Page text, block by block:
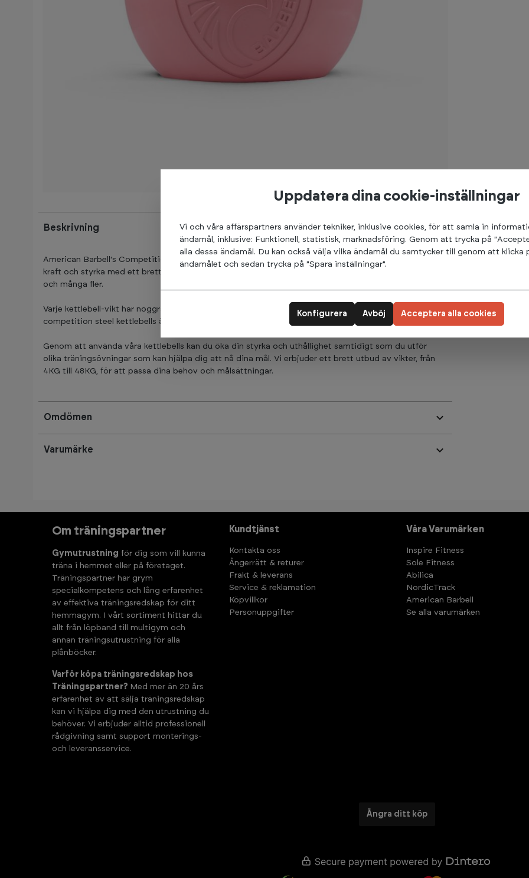
Beskrivning
American Barbell's Competition Steel kettlebells är det ultimata valet för att förbättra din uthållighet,
kraft och styrka med ett brett utbud av kettlebell-övningar, inklusive snatch, jerk, row, squat, swing
och många fler.
Varje kettlebell-vikt har noggrant färgkodats för att undvika förvirring under träningspassen. Våra
competition steel kettlebells är helt tillverkade av stål, vilket garanterar en livstid av användning.
Genom att använda våra kettlebells kan du öka din styrka och uthållighet samtidigt som du utför
olika träningsövningar som kan hjälpa dig att nå dina mål. Vi erbjuder ett brett utbud av vikter, från
4KG till 48KG, för att passa dina behov och målsättningar.
Omdömen
Varumärke
Om träningspartner
Gymutrustning för dig som vill kunna
träna i hemmet eller på företaget.
Träningspartner har grym
specialkompetens och lång erfarenhet
av effektiva träningsredskap för ditt
hemmagym. I vårt sortiment hittar du
allt från löpband till multigym och
annan träningsutrustning för alla
plånböcker.
Varför köpa träningsredskap hos
Träningspartner? Med mer än 20 års
erfarenhet av att sälja träningsredskap
kan vi hjälpa dig med den utrustning du
behöver. Vi erbjuder alltid professionell
rådgivning samt support monterings-
och leveransservice.
Kundtjänst
Kontakta oss
Ångerrätt & returer
Frakt & leverans
Service & reklamation
Köpvillkor
Personuppgifter
Våra Varumärken
Inspire Fitness
Sole Fitness
Abilica
NordicTrack
American Barbell
Se alla varumärken
Ångra ditt köp
Uppdatera dina cookie-inställningar
Vi och våra affärspartners använder tekniker, inklusive cookies, för att samla in
ändamål, inklusive: Funktionell, statistisk, marknadsföring. Genom att trycka på
alla dessa ändamål. Du kan också välja vilka ändamål du samtycker till genom att klicka
ändamålet och sedan trycka på "Spara inställningar".
Avböj
Konfigurera Acceptera alla cookies